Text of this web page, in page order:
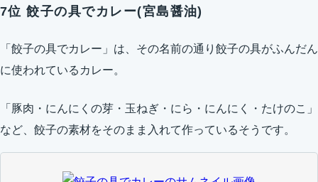
7位 餃子の具でカレー(宮島醤油)
「餃子の具でカレー」は、その名前の通り餃子の具がふんだん
に使われているカレー。
「豚肉・にんにくの芽・玉ねぎ・にら・にんにく・たけのこ」
など、餃子の素材をそのまま入れて作っているそうです。